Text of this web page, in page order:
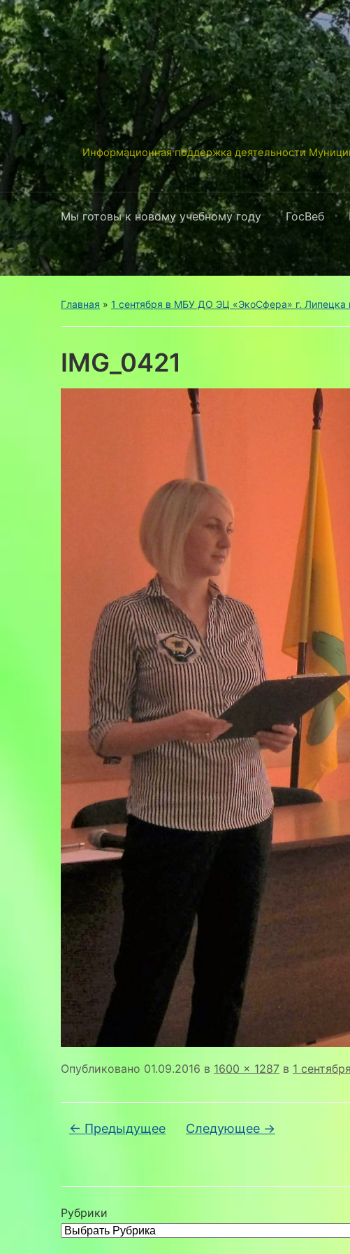
Информационная поддержка деятельности
Мы готовы к новому учебному году ГосВеб
Главная » 1 сентября в МБУ ДО ЭЦ «ЭкоСфера» г.
IMG_0421
Опубликовано 01.09.2016 в 1600 × 1287 в 1
← Предыдущее Следующее →
Рубрики